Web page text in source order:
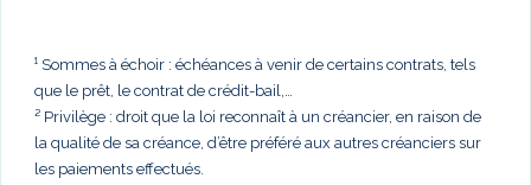
¹ Sommes à échoir : échéances à venir de certains contrats, tels
que le prêt, le contrat de crédit-bail,…
² Privilège : droit que la loi reconnaît à un créancier, en raison de
la qualité de sa créance, d’être préféré aux autres créanciers sur
les paiements effectués.